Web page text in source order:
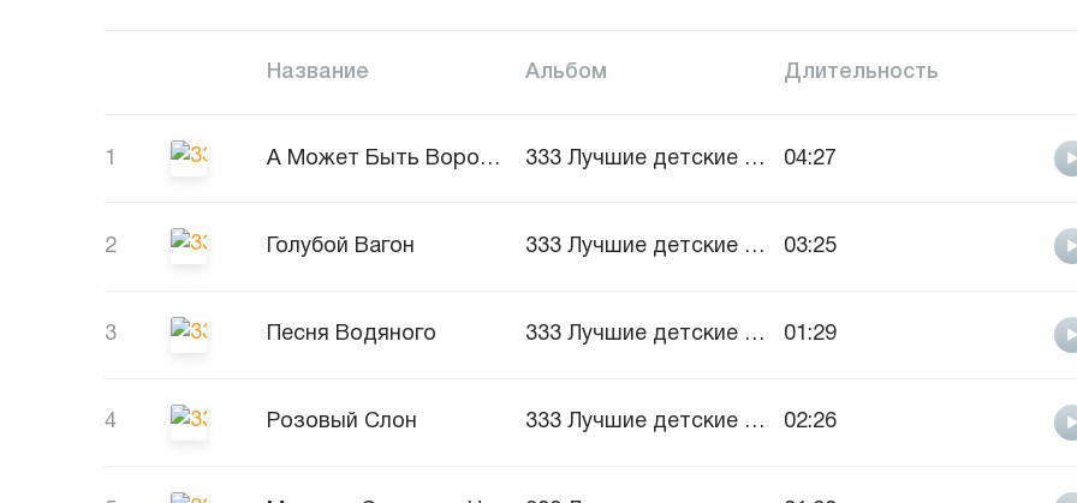
Название Альбом Длительность
1 А Может Быть Ворона? 333 Лучшие детские песни, vol.1 04:27
2 Голубой Вагон 333 Лучшие детские песни, vol.1 03:25
3 Песня Водяного 333 Лучшие детские песни, vol.1 01:29
4 Розовый Слон 333 Лучшие детские песни, vol.1 02:26